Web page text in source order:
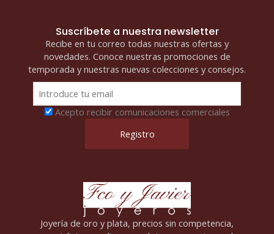
Suscríbete a nuestra newsletter
Recibe en tu correo todas nuestras ofertas y
novedades. Conoce nuestras promociones de
temporada y nuestras nuevas colecciones y consejos.
Acepto recibir comunicaciones comerciales
Joyería de oro y plata, precios sin competencia,